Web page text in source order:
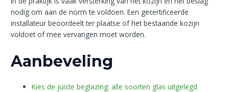
nodig om aan de norm te voldoen. Een gecertificeerde
installateur beoordeelt ter plaatse of het bestaande kozijn
voldoet of mee vervangen moet worden.
Aanbeveling
Kies de juiste beglazing: alle soorten glas uitgelegd